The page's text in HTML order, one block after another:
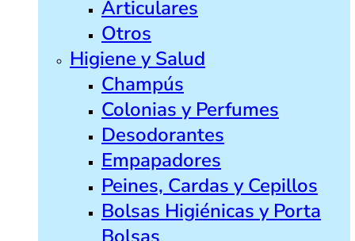
Articulares
Otros
Higiene y Salud
Champús
Colonias y Perfumes
Desodorantes
Empapadores
Peines, Cardas y Cepillos
Bolsas Higiénicas y Porta